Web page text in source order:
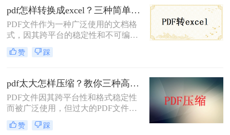
较简单的方法就是把PDF文件进一步
压缩，这样就能在电脑里面存储更多
的PDF文档了。压缩PDF文档和压缩
其他文件是有一些区别的，那么pdf文
件过大怎样压缩呢？下面一起看看
吧。
pdf怎样转换成excel？三种简单的方法教会你！
PDF文件作为一种广泛使用的文档格
式，因其跨平台的稳定性和不可编辑
性而备受青睐。然而，当我们需要将
PDF中的表格数据转换为Excel格式以
转换方法。那么PDF怎样转换成Excel
呢？本文将介绍三种PDF转Excel的转
换方法，帮助您轻松实现数据格式的
转换。
赞 踩
pdf太大怎样压缩？教你三种高效方法！
PDF文件因其跨平台性和格式稳定性
而被广泛使用，但过大的PDF文件不
仅占用存储空间，还会影响传输速度
和加载速度。为了解决pdf太大怎样压
赞 踩